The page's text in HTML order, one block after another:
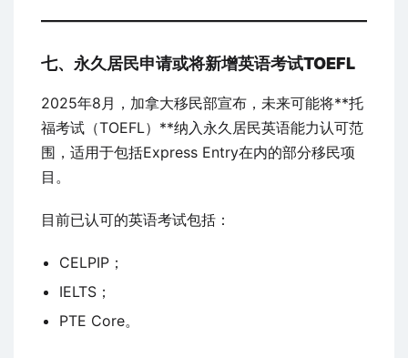
七、永久居民申请或将新增英语考试TOEFL
2025年8月，加拿大移民部宣布，未来可能将**托
福考试（TOEFL）**纳入永久居民英语能力认可范
围，适用于包括Express Entry在内的部分移民项
目。
目前已认可的英语考试包括：
CELPIP；
IELTS；
PTE Core。